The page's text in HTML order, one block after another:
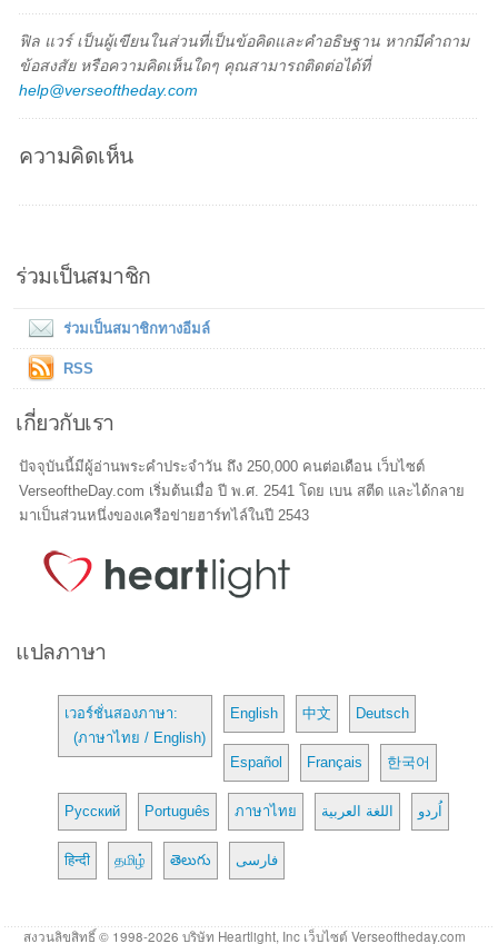
ฟิล แวร์ เป็นผู้เขียนในส่วนที่เป็นข้อคิดและคำอธิษฐาน หากมีคำถาม
ข้อสงสัย หรือความคิดเห็นใดๆ คุณสามารถติดต่อได้ที่
help@verseoftheday.com
ความคิดเห็น
ร่วมเป็นสมาชิก
ร่วมเป็นสมาชิกทางอีมล์
RSS
เกี่ยวกับเรา
ปัจจุบันนี้มีผู้อ่านพระคำประจำวัน ถึง 250,000 คนต่อเดือน เว็บไซต์
VerseoftheDay.com เริ่มต้นเมื่อ ปี พ.ศ. 2541 โดย เบน สตีด และได้กลาย
มาเป็นส่วนหนึ่งของเครือข่ายฮาร์ทไล์ในปี 2543
แปลภาษา
เวอร์ชั่นสองภาษา:
(ภาษาไทย / English)
English 中文 Deutsch
Español Français 한국어
Русский Português ภาษาไทย اللغة العربية اُردو
हिन्दी தமிழ் తెలుగు فارسی
สงวนลิขสิทธิ์ © 1998-2026 บริษัท Heartlight, Inc เว็บไซต์ Verseoftheday.com